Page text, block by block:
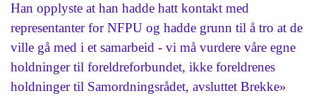
Han opplyste at han hadde hatt kontakt med
representanter for NFPU og hadde grunn til å tro at de
ville gå med i et samarbeid - vi må vurdere våre egne
holdninger til foreldreforbundet, ikke foreldrenes
holdninger til Samordningsrådet, avsluttet Brekke»